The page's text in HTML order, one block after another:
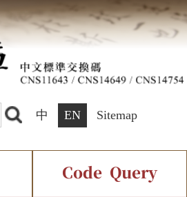
中 EN Sitemap
Code Query